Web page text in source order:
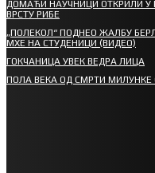
ДОМАЋИ НАУЧНИЦИ ОТКРИЛИ У
ВРСТУ РИБЕ
„ПОЛЕКОЛ“ ПОДНЕО ЖАЛБУ
МХЕ НА СТУДЕНИЦИ (ВИДЕО)
ГОКЧАНИЦА УВЕК ВЕДРА ЛИЦА
ПОЛА ВЕКА ОД СМРТИ МИЛУНКЕ